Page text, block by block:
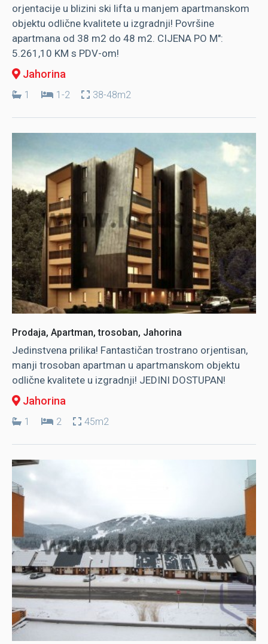
orjentacije u blizini ski lifta u manjem apartmanskom
objektu odlične kvalitete u izgradnji! Površine
apartmana od 38 m2 do 48 m2. CIJENA PO M":
5.261,10 KM s PDV-om!
Jahorina
1 1-2 38-48m2
Prodaja, Apartman, trosoban, Jahorina
Jedinstvena prilika! Fantastičan trostrano orjentisan,
manji trosoban apartman u apartmanskom objektu
odlične kvalitete u izgradnji! JEDINI DOSTUPAN!
Jahorina
1 2 45m2